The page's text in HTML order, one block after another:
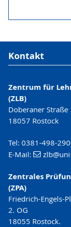
Kontakt
Zentrum für
(ZLB)
Doberaner Straße
18057 Rostock
Tel: 0381-498-
E-Mail:
zlb
Zentrales
(ZPA)
Friedrich-Engels-
2. OG
18055 Rostock.